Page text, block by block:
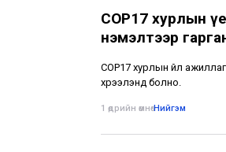
СОР17 хурлын
нэмэлтээр
СОР17 хурлын үйл
хүрээлэнд болно.
1 өдрийн өмнө•Нийгэм